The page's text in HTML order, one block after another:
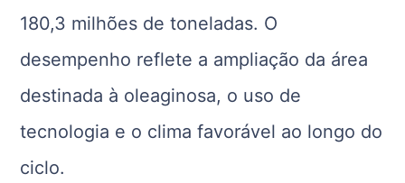
180,3 milhões de toneladas. O
desempenho reflete a ampliação da área
destinada à oleaginosa, o uso de
tecnologia e o clima favorável ao longo do
ciclo.